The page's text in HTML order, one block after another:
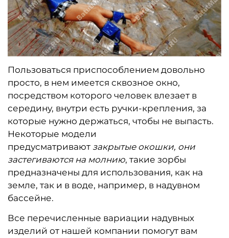
Пользоваться приспособлением довольно
просто, в нем имеется сквозное окно,
посредством которого человек влезает в
середину, внутри есть ручки-крепления, за
которые нужно держаться, чтобы не выпасть.
Некоторые модели
предусматривают закрытые окошки, они
застегиваются на молнию, такие зорбы
предназначены для использования, как на
земле, так и в воде, например, в надувном
бассейне.
Все перечисленные вариации надувных
изделий от нашей компании помогут вам